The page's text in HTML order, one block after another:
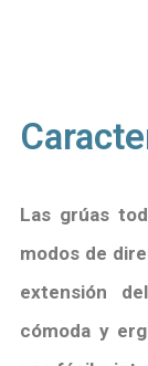
Las grúas
modos de
extensión
cómoda y